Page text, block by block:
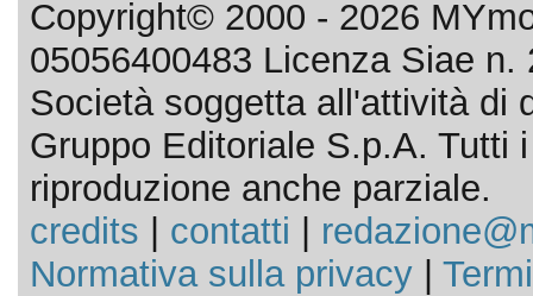
Copyright© 2000 - 2026
05056400483 Licenza Siae n.
Società soggetta all'attività di
Gruppo Editoriale S.p.A. Tutti
riproduzione anche parziale.
credits
contatti
Normativa sulla privacy|